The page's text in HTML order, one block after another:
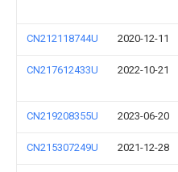
CN212118744U 2020-12-11
CN217612433U 2022-10-21
CN219208355U 2023-06-20
CN215307249U 2021-12-28